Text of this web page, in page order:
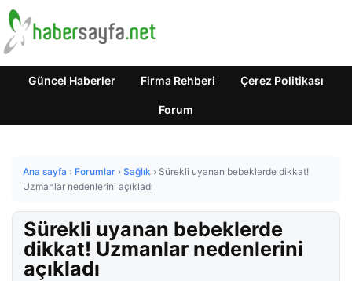
Güncel Haberler Firma Rehberi Çerez Politikası
Forum
Ana sayfa › Forumlar › Sağlık › Sürekli uyanan bebeklerde dikkat!
Uzmanlar nedenlerini açıkladı
Sürekli uyanan bebeklerde
dikkat! Uzmanlar nedenlerini
açıkladı